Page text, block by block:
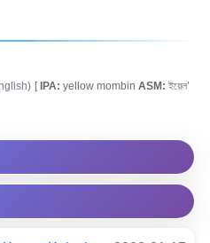
[IPA: yellow mombin ASM: ইয়েল’